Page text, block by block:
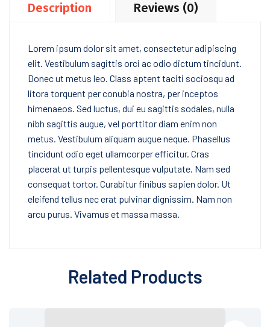
Description Reviews (0)
Lorem ipsum dolor sit amet, consectetur adipiscing
elit. Vestibulum sagittis orci ac odio dictum tincidunt.
Donec ut metus leo. Class aptent taciti sociosqu ad
litora torquent per conubia nostra, per inceptos
himenaeos. Sed luctus, dui eu sagittis sodales, nulla
nibh sagittis augue, vel porttitor diam enim non
metus. Vestibulum aliquam augue neque. Phasellus
tincidunt odio eget ullamcorper efficitur. Cras
placerat ut turpis pellentesque vulputate. Nam sed
consequat tortor. Curabitur finibus sapien dolor. Ut
eleifend tellus nec erat pulvinar dignissim. Nam non
arcu purus. Vivamus et massa massa.
Related Products